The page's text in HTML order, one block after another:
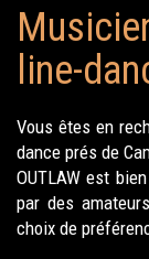
line-
Vous êtes en
dance prés de
OUTLAW est
par des
choix de